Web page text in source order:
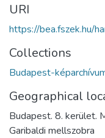
URI
https://bea.fszek.hu/
Collections
Budapest-
Geographical
Budapest. 8. kerület.
Garibaldi mellszobra